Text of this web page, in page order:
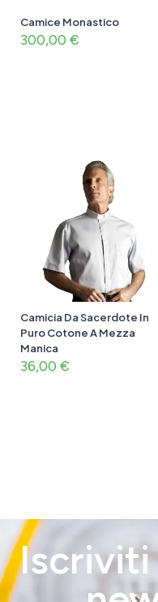
Camice Monastico
300,00 €
Camicia Da Sacerdote In
Puro Cotone A Mezza
Manica
36,00 €
Iscriviti